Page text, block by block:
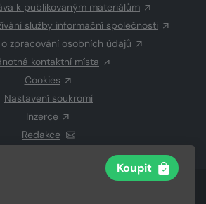
Koupit
k publikovaným materiálům
služby informační společnosti
zpracování osobních údajů
kontaktní místa
Cookies
Nastavení soukromí
Inzerce
Redakce